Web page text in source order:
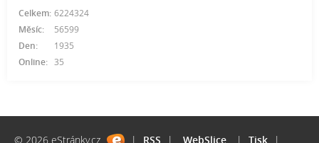
Online: 35
Celkem: 6224324
Měsíc:
56599
Den:
1935
© 2026 eStránky.cz | RSS | WebSlice | Tisk |